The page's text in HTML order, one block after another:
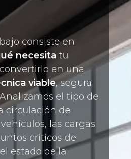
consiste en
necesita tu
en una
viable, segura
el tipo de
circulación de
las cargas
críticos de
estado de la